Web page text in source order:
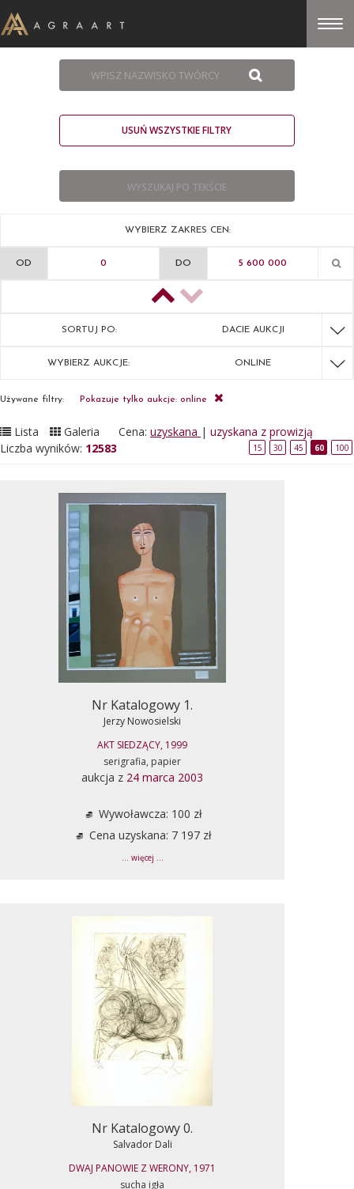
USUŃ WSZYSTKIE FILTRY
WYBIERZ ZAKRES CEN:
OD DO
SORTUJ PO: DACIE AUKCJI
WYBIERZ AUKCJE: ONLINE
Używane filtry: Pokazuje tylko aukcje: online
Lista Galeria Cena: uzyskana | uzyskana z prowizją
Liczba wyników: 12583 15 30 45 60 100
Nr Katalogowy 1.
Jerzy Nowosielski
AKT SIEDZĄCY, 1999
serigrafia, papier
aukcja z 24 marca 2003
Wywoławcza: 100 zł
Cena uzyskana: 7 197 zł
... więcej ...
Nr Katalogowy 0.
Salvador Dali
DWAJ PANOWIE Z WERONY, 1971
sucha igła